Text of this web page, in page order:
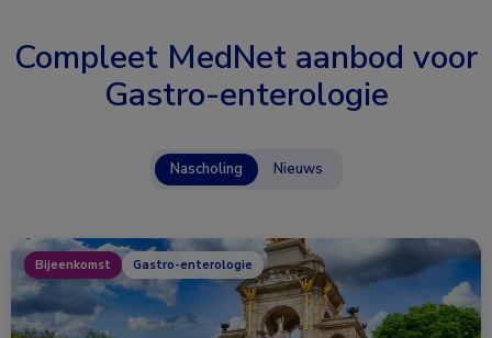
Compleet MedNet aanbod voor
Gastro-enterologie
Nascholing Nieuws
Bijeenkomst Gastro-enterologie